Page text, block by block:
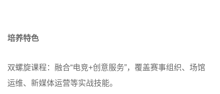
培养特色
双螺旋课程：融合“电竞+创意服务”，覆盖赛事组织、场馆
运维、新媒体运营等实战技能。